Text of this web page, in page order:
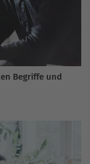
Begriffe und